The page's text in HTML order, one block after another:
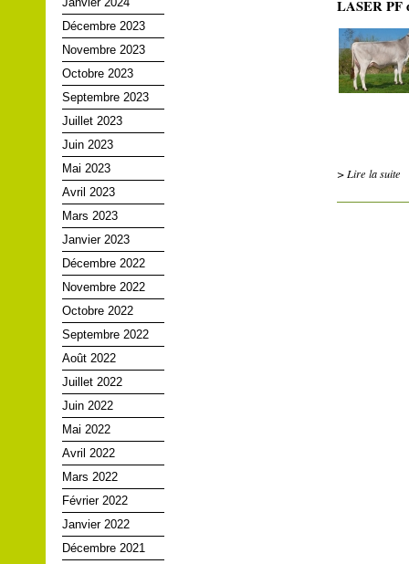
Décembre 2023
Novembre 2023
Octobre 2023
Septembre 2023
Juillet 2023
Juin 2023
Mai 2023
Avril 2023
Mars 2023
Janvier 2023
Décembre 2022
Novembre 2022
Octobre 2022
Septembre 2022
Août 2022
Juillet 2022
Juin 2022
Mai 2022
Avril 2022
Mars 2022
Février 2022
Janvier 2022
Décembre 2021
LASER PF
> Lire la suite